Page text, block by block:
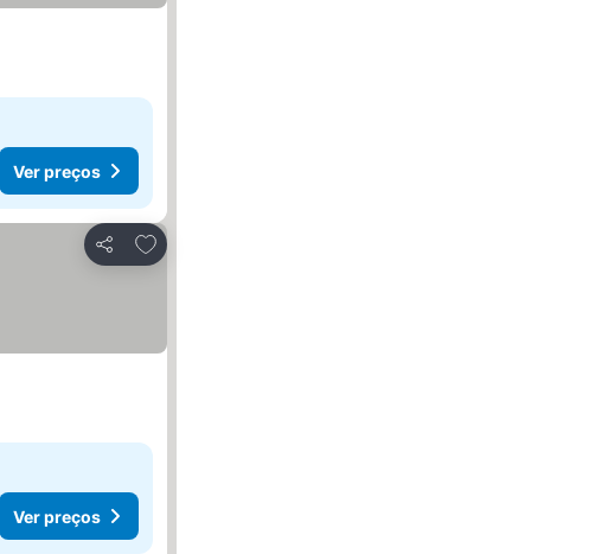
Ver preços
Partilhar
Adicionar aos favoritos
Ver preços